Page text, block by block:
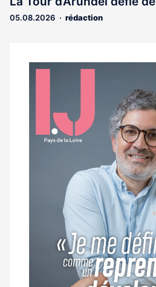
05.08.2026 rédaction
Notre
magazine